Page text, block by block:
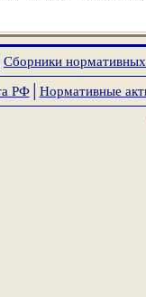
Сборники
РФ│ Нормативные